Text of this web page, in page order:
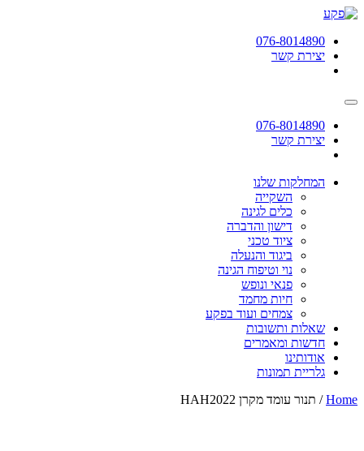
תחילתו
אינטרנט,
לחץ
כדי
לאזור
תוכן
מרכזי
076-8014890
יצירת קשר
076-8014890
יצירת קשר
המחלקות שלנו
השקייה
כלים לגינה
דישון והדברה
ציוד טכני
ביגוד והנעלה
נוי וטיפוח הגינה
פנאי ונופש
חיות מחמד
צמחים ועוד בפקע
שאלות ותשובות
חדשות ומאמרים
אודותינו
גלריית תמונות
Home/ תנור עומד מקרן HAH2022